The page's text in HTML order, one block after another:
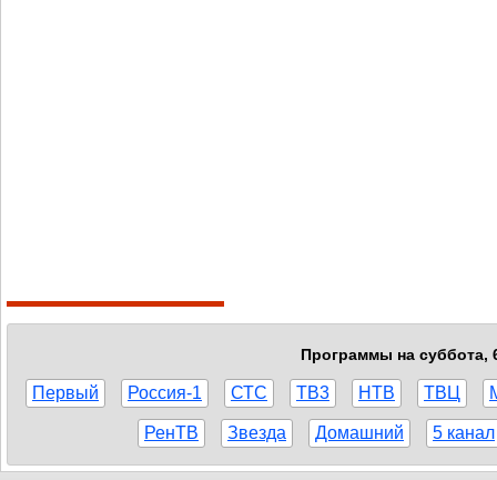
Программы на суббота,
Первый Россия-1 СТС ТВ3 НТВ ТВЦ
РенТВ Звезда Домашний 5 канал